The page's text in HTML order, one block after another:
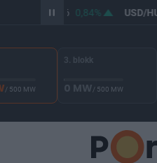
364,76 0,84% USD/HUF
/ 500 MW
3. blokk
0 MW/ 500 MW